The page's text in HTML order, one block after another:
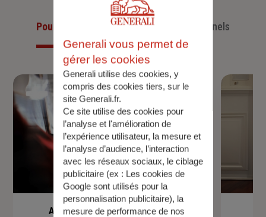
Pour les particuliersPour les professionnels
Assurance de prêt immobilier
Generali vous permet de
gérer les cookies
Generali utilise des cookies, y
compris des cookies tiers, sur le
site Generali.fr.
Ce site utilise des cookies pour
l’analyse et l'amélioration de
l’expérience utilisateur, la mesure et
l’analyse d’audience, l’interaction
avec les réseaux sociaux, le ciblage
publicitaire (ex : Les cookies de
Google sont utilisés pour la
personnalisation publicitaire), la
mesure de performance de nos